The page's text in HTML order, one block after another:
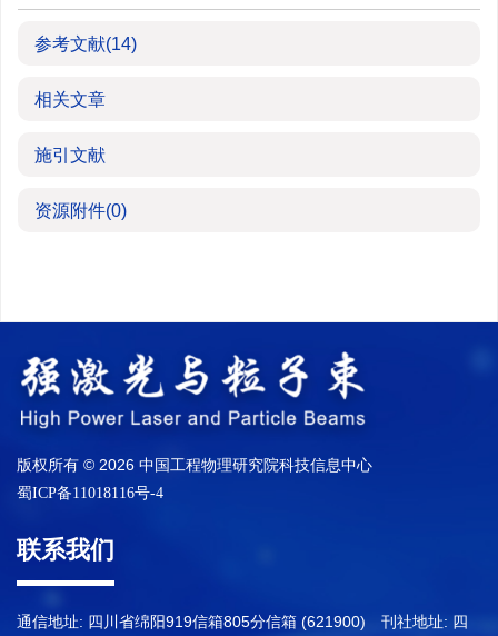
参考文献(14)
相关文章
施引文献
资源附件(0)
版权所有 © 2026 中国工程物理研究院科技信息中心
蜀ICP备11018116号-4
联系我们
通信地址: 四川省绵阳919信箱805分信箱 (621900) 刊社地址: 四